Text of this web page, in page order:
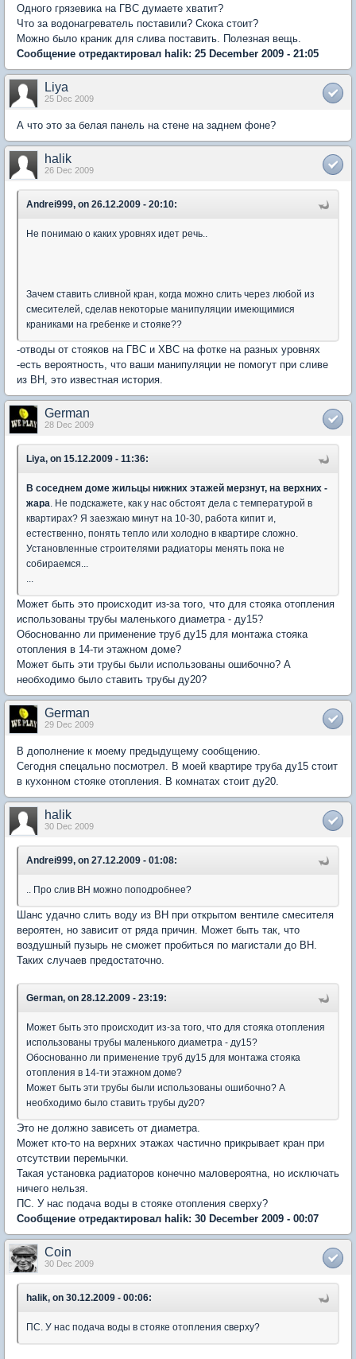
Одного грязевика на ГВС думаете хватит?
Что за водонагреватель поставили? Скока стоит?
Можно было краник для слива поставить. Полезная вещь.
Сообщение отредактировал halik: 25 December 2009 - 21:05
Liya
25 Dec 2009
А что это за белая панель на стене на заднем фоне?
halik
26 Dec 2009
Andrei999, on 26.12.2009 - 20:10:
Не понимаю о каких уровнях идет речь..
Зачем ставить сливной кран, когда можно слить через любой из
смесителей, сделав некоторые манипуляции имеющимися
краниками на гребенке и стояке??
-отводы от стояков на ГВС и ХВС на фотке на разных уровнях
-есть вероятность, что ваши манипуляции не помогут при сливе
из ВН, это известная история.
German
28 Dec 2009
Liya, on 15.12.2009 - 11:36:
В соседнем доме жильцы нижних этажей мерзнут, на верхних -
жара. Не подскажете, как у нас обстоят дела с температурой в
квартирах? Я заезжаю минут на 10-30, работа кипит и,
естественно, понять тепло или холодно в квартире сложно.
Установленные строителями радиаторы менять пока не
собираемся...
...
Может быть это происходит из-за того, что для стояка отопления
использованы трубы маленького диаметра - ду15?
Обоснованно ли применение труб ду15 для монтажа стояка
отопления в 14-ти этажном доме?
Может быть эти трубы были использованы ошибочно? А
необходимо было ставить трубы ду20?
German
29 Dec 2009
В дополнение к моему предыдущему сообщению.
Сегодня спецально посмотрел. В моей квартире труба ду15 стоит
в кухонном стояке отопления. В комнатах стоит ду20.
halik
30 Dec 2009
Andrei999, on 27.12.2009 - 01:08:
.. Про слив ВН можно поподробнее?
Шанс удачно слить воду из ВН при открытом вентиле смесителя
вероятен, но зависит от ряда причин. Может быть так, что
воздушный пузырь не сможет пробиться по магистали до ВН.
Таких случаев предостаточно.
German, on 28.12.2009 - 23:19:
Может быть это происходит из-за того, что для стояка отопления
использованы трубы маленького диаметра - ду15?
Обоснованно ли применение труб ду15 для монтажа стояка
отопления в 14-ти этажном доме?
Может быть эти трубы были использованы ошибочно? А
необходимо было ставить трубы ду20?
Это не должно зависеть от диаметра.
Может кто-то на верхних этажах частично прикрывает кран при
отсутствии перемычки.
Такая установка радиаторов конечно маловероятна, но исключать
ничего нельзя.
ПС. У нас подача воды в стояке отопления сверху?
Сообщение отредактировал halik: 30 December 2009 - 00:07
Coin
30 Dec 2009
halik, on 30.12.2009 - 00:06:
ПС. У нас подача воды в стояке отопления сверху?